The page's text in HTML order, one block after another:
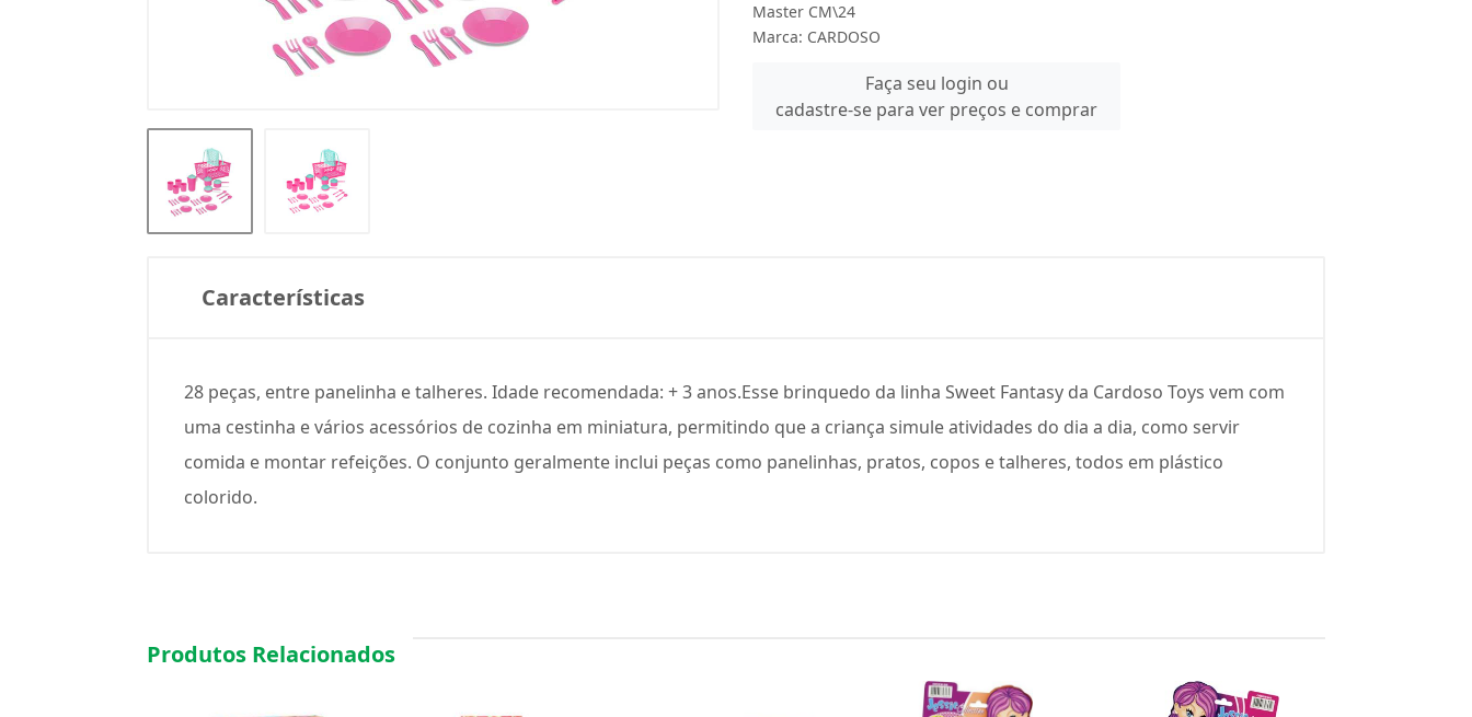
Master CM\24
Marca: CARDOSO
Faça seu login ou
cadastre-se para ver preços e comprar
Características
28 peças, entre panelinha e talheres. Idade recomendada: + 3 anos.Esse brinquedo da linha Sweet Fantasy da Cardoso Toys vem com
uma cestinha e vários acessórios de cozinha em miniatura, permitindo que a criança simule atividades do dia a dia, como servir
comida e montar refeições. O conjunto geralmente inclui peças como panelinhas, pratos, copos e talheres, todos em plástico
colorido.
Produtos Relacionados